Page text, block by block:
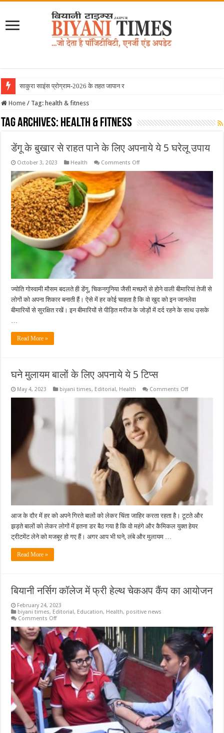
साकुरा साइंस प्रोग्राम-2026 के तहत जापान रवाना हुई बियानी ग
Home / Tag: health & fitness
Tag Archives: health & fitness
डेंगू के बुखार से राहत पाने के लिए अपनाये ये 5 घरेलू उपाय
October 3, 2023 Health Comments Offon
उपाय
ज्योति गोस्वामी मौसम बदलते ही डेंगू, चिकनगुनिया जैसी मच्छरों से होने वाली बीमारियां तेजी से
लोगों को अपना शिकार बनाती हैं। ऐसे में हर कोई चाहता है कि वो खुद को इन जानलेवा
बीमारियों से सुरक्षित रखें। इन बीमारियों से पीड़ित मरीज के जोड़ों में दर्द रहने के साथ उसके
Read More »
घने मुलायम बालों के लिए अपनाये ये 5 टिप्स
May 4, 2023 biyani times, Editorial, Health Comments Offon
आज के दौर में हर को अपने गिरते बालों को लेकर चिंता जाहिर करता रहता है। टूटते और
झड़ते बालों को लेकर लोगों में इतना डर बैठ गया है कि वो महंगे और कैमिकल युक्त हेयर
ट्रीटमेंट लेने को मजबूर हो गए हैं। अगर आप भी घने, लंबे और मुलायम …
Read More »
बियानी नर्सिग कॉलेज में फ्री हेल्थ चेकअप कैंप का आयोजन
February 24, 2023
biyani times, Editorial, Education, Health, positive news
Comments Offon
नर्सिग
कॉलेज
में
फ्री
हेल्थ
चेकअप
कैंप
का
आयोजन